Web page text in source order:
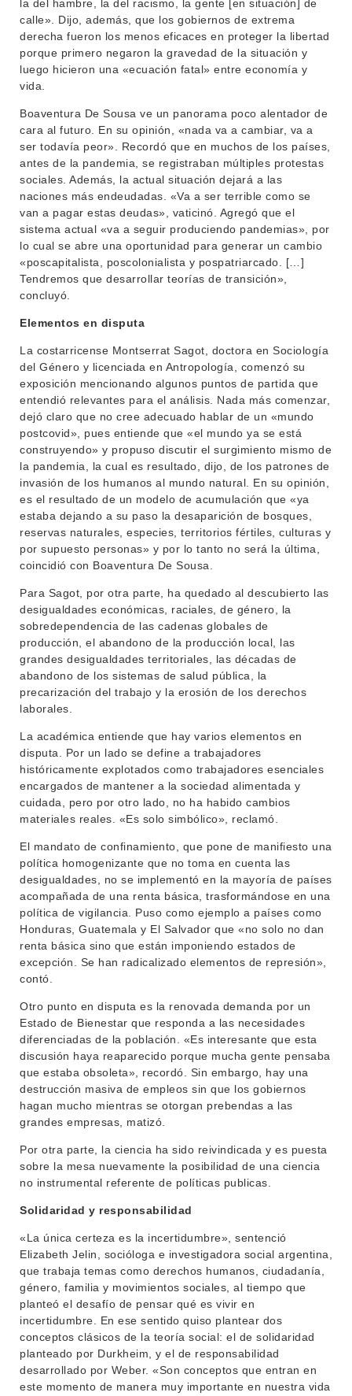
INSTITUCIONAL
DEPARTAMENTOS
ENSEÑANZA
INVESTIGACIÓN
EXTENSIÓN
LLAMADOS
NOTICIAS
CONTACTO
BEDELÍA
EVA FCS
OFERTA DE GRADO
POSGRADOS
EDUCACIÓN PERMANENTE
la del hambre, la del racismo, la gente [en situación] de
calle». Dijo, además, que los gobiernos de extrema
derecha fueron los menos eficaces en proteger la libertad
porque primero negaron la gravedad de la situación y
luego hicieron una «ecuación fatal» entre economía y
vida.
Boaventura De Sousa ve un panorama poco alentador de
cara al futuro. En su opinión, «nada va a cambiar, va a
ser todavía peor». Recordó que en muchos de los países,
antes de la pandemia, se registraban múltiples protestas
sociales. Además, la actual situación dejará a las
naciones más endeudadas. «Va a ser terrible como se
van a pagar estas deudas», vaticinó. Agregó que el
sistema actual «va a seguir produciendo pandemias», por
lo cual se abre una oportunidad para generar un cambio
«poscapitalista, poscolonialista y pospatriarcado. […]
Tendremos que desarrollar teorías de transición»,
concluyó.
Elementos en disputa
La costarricense Montserrat Sagot, doctora en Sociología
del Género y licenciada en Antropología, comenzó su
exposición mencionando algunos puntos de partida que
entendió relevantes para el análisis. Nada más comenzar,
dejó claro que no cree adecuado hablar de un «mundo
postcovid», pues entiende que «el mundo ya se está
construyendo» y propuso discutir el surgimiento mismo de
la pandemia, la cual es resultado, dijo, de los patrones de
invasión de los humanos al mundo natural. En su opinión,
es el resultado de un modelo de acumulación que «ya
estaba dejando a su paso la desaparición de bosques,
reservas naturales, especies, territorios fértiles, culturas y
por supuesto personas» y por lo tanto no será la última,
coincidió con Boaventura De Sousa.
Para Sagot, por otra parte, ha quedado al descubierto las
desigualdades económicas, raciales, de género, la
sobredependencia de las cadenas globales de
producción, el abandono de la producción local, las
grandes desigualdades territoriales, las décadas de
abandono de los sistemas de salud pública, la
precarización del trabajo y la erosión de los derechos
laborales.
La académica entiende que hay varios elementos en
disputa. Por un lado se define a trabajadores
históricamente explotados como trabajadores esenciales
encargados de mantener a la sociedad alimentada y
cuidada, pero por otro lado, no ha habido cambios
materiales reales. «Es solo simbólico», reclamó.
El mandato de confinamiento, que pone de manifiesto una
política homogenizante que no toma en cuenta las
desigualdades, no se implementó en la mayoría de países
acompañada de una renta básica, trasformándose en una
política de vigilancia. Puso como ejemplo a países como
Honduras, Guatemala y El Salvador que «no solo no dan
renta básica sino que están imponiendo estados de
excepción. Se han radicalizado elementos de represión»,
contó.
Otro punto en disputa es la renovada demanda por un
Estado de Bienestar que responda a las necesidades
diferenciadas de la población. «Es interesante que esta
discusión haya reaparecido porque mucha gente pensaba
que estaba obsoleta», recordó. Sin embargo, hay una
destrucción masiva de empleos sin que los gobiernos
hagan mucho mientras se otorgan prebendas a las
grandes empresas, matizó.
Por otra parte, la ciencia ha sido reivindicada y es puesta
sobre la mesa nuevamente la posibilidad de una ciencia
no instrumental referente de políticas publicas.
Solidaridad y responsabilidad
«La única certeza es la incertidumbre», sentenció
Elizabeth Jelin, socióloga e investigadora social argentina,
que trabaja temas como derechos humanos, ciudadanía,
género, familia y movimientos sociales, al tiempo que
planteó el desafío de pensar qué es vivir en
incertidumbre. En ese sentido quiso plantear dos
conceptos clásicos de la teoría social: el de solidaridad
planteado por Durkheim, y el de responsabilidad
desarrollado por Weber. «Son conceptos que entran en
este momento de manera muy importante en nuestra vida